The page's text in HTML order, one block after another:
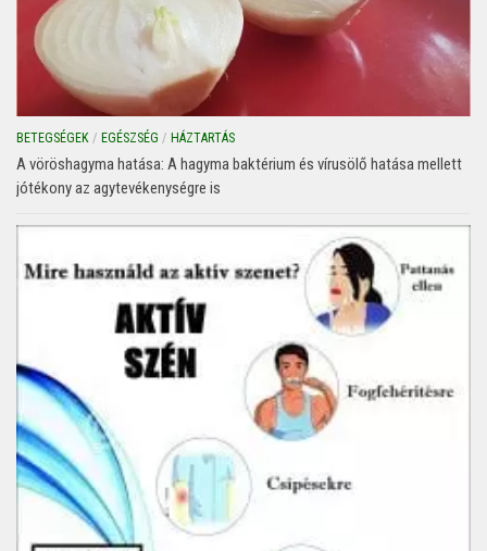
BETEGSÉGEK / EGÉSZSÉG / HÁZTARTÁS
A vöröshagyma hatása: A hagyma baktérium és vírusölő hatása mellett
jótékony az agytevékenységre is